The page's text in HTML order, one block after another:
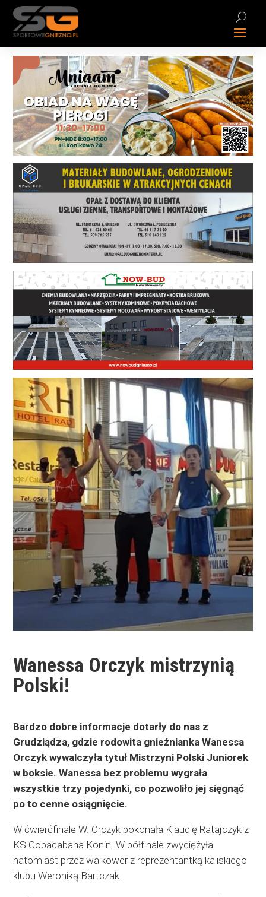
Wanessa Orczyk mistrzynią
Polski!
Bardzo dobre informacje dotarły do nas z
Grudziądza, gdzie rodowita gnieźnianka Wanessa
Orczyk wywalczyła tytuł Mistrzyni Polski Juniorek
w boksie. Wanessa bez problemu wygrała
wszystkie trzy pojedynki, co pozwoliło jej sięgnąć
po to cenne osiągnięcie.
W ćwierćfinale W. Orczyk pokonała Klaudię Ratajczyk z
KS Copacabana Konin. W półfinale zwyciężyła
natomiast przez walkower z reprezentantką kaliskiego
klubu Weroniką Bartczak.